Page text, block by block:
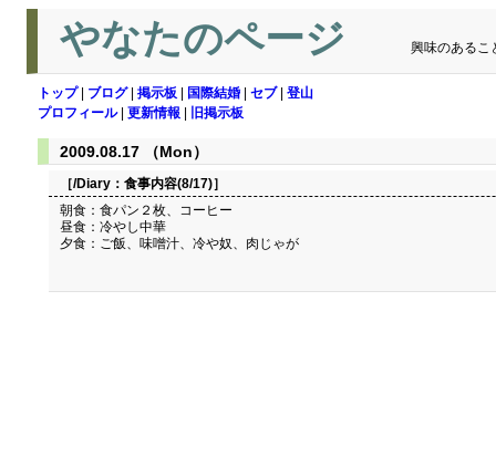
やなたのページ 興味のあるこ
トップ| ブログ| 掲示板 国際結婚 セブ| 登山
プロフィール| 更新情報 旧掲示板
2009.08.17 （Mon）
［/Diary： 食事内容(8/17)］
朝食：食パン２枚、コーヒー
昼食：冷やし中華
夕食：ご飯、味噌汁、冷や奴、肉じゃが